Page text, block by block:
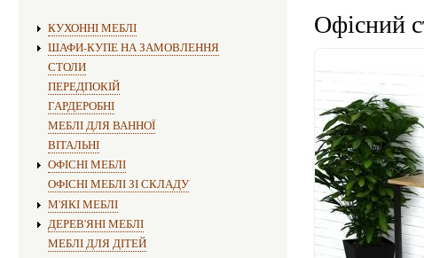
Офісний
КУХОННІ МЕБЛІ
ШАФИ-КУПЕ НА ЗАМОВЛЕННЯ
СТОЛИ
ПЕРЕДПОКІЙ
ГАРДЕРОБНІ
МЕБЛІ ДЛЯ ВАННОЇ
ВІТАЛЬНІ
ОФІСНІ МЕБЛІ
ОФІСНІ МЕБЛІ ЗІ СКЛАДУ
М'ЯКІ МЕБЛІ
ДЕРЕВ'ЯНІ МЕБЛІ
МЕБЛІ ДЛЯ ДІТЕЙ